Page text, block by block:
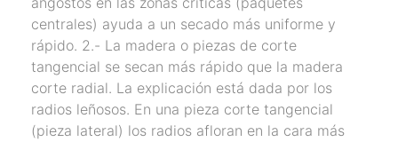
centrales) ayuda a un secado más uniforme y
rápido. 2.- La madera o piezas de corte
tangencial se secan más rápido que la madera
corte radial. La explicación está dada por los
radios leñosos. En una pieza corte tangencial
(pieza lateral) los radios afloran en la cara más